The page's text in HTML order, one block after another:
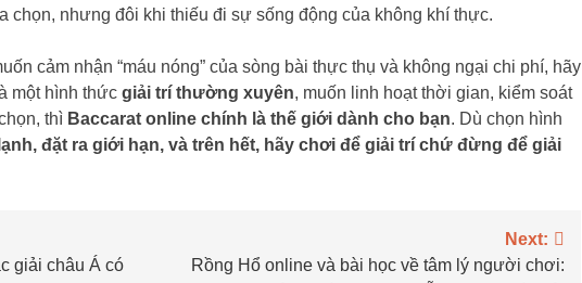
chọn, nhưng đôi khi thiếu đi sự sống động của không khí thực.
cảm nhận “máu nóng” của sòng bài thực thụ và không ngại chi phí, hãy
một hình thức giải trí thường xuyên, muốn linh hoạt thời gian, kiểm soát
thì Baccarat online chính là thế giới dành cho bạn. Dù chọn hình
đặt ra giới hạn, và trên hết, hãy chơi để giải trí chứ đừng để giải
giải châu Á có
Next:
Rồng Hổ online và bài học về tâm lý người chơi: